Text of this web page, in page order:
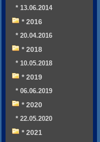
* 13.06.2014
* 2016
* 20.04.2016
* 2018
* 10.05.2018
* 2019
* 06.06.2019
* 2020
* 22.05.2020
* 2021